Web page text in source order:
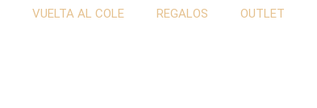
VUELTA AL COLE REGALOS OUTLET